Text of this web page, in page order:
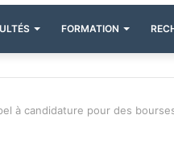
FORMATION
à candidature pour des